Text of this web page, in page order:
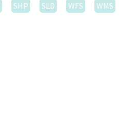
SHP SLD WFS WMS